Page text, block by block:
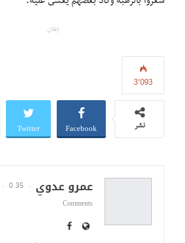
إعلان
3٬093
نشر Facebook
Twitter
عمرو عدوي 35 Posts
0
Comments